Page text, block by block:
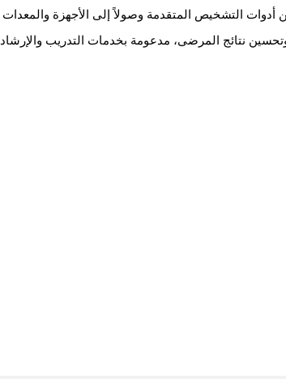
أدوات التشخيص المتقدمة وصولاً إلى الأجهزة والمعدات
نتائج المرضى، مدعومة بخدمات التدريب والإرشاد